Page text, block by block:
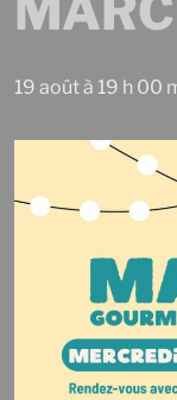
19 août à 19 h 00